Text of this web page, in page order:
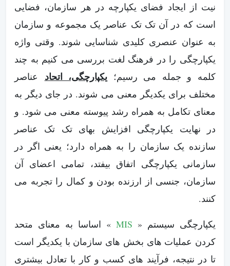
نیت از ایجاد فضای یکپارچه در هر سازمان، فضایی
است که در آن تک تک عناصر یک مجموعه و سازمان
به عنوان عنصری کلیدی شناسایی شوند. وقتی واژه
یکپارچگی را در فرهنگ لغت بررسی می کنیم به چند
کلمه و جمله می رسیم؛ یکپارچگی، اتحاد عناصر
مختلف برای یکدیگر معنی می شوند. در جای دیگر به
معنای تکامل به همراه رشد پیوسته معنی می شود. و
در نهایت یکپارچگی افزایش بهای تک تک عناصر
سازنده یک سازمان را به همراه دارد؛ یعنی اگر در
سازمانی یکپارچگی اتفاق بیفتد، تمامی اعضای آن
سازمان، جنسی از ارزنده بودن و کمال را تجربه می
کنند.
یکپارچگی سیستم « MIS » اساسا به معنای متحد
کردن عملیات های بخش های سازمان با یکدیگر است
تا در نتیجه، فرآیند های کسب و کار با تعادل بیشتری